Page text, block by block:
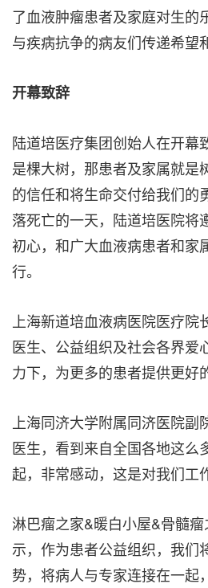
了血液肿瘤患者及家庭对生的
与疾病抗争的病友们传递希望
开幕致辞
陆道培医疗集团创始人在开幕
是棵大树，那患者及家属就是
的信任和将生命交付给我们的
落死亡的一天，陆道培医院将
初心，和广大血液病患者和家
行。
上海新道培血液病医院医疗
医生、公益组织及社会各界爱
力下，为更多的患者提供更好
上海同济大学附属同济医院
医生，看到来自全国各地这么
起，非常感动，这是对我们工
淋巴瘤之家&暖白小屋&骨髓
示，作为患者公益组织，我们
势，将病人与专家连接在一起